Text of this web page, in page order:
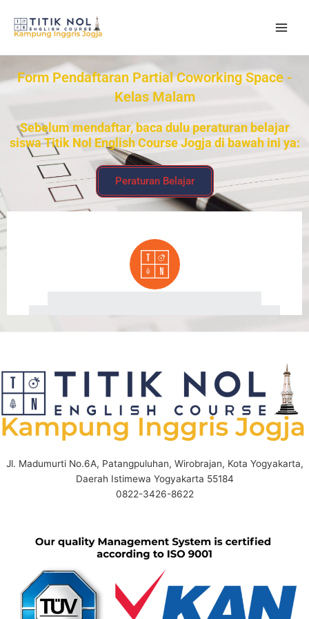
content
Form Pendaftaran Partial Coworking Space -
Kelas Malam
Sebelum mendaftar, baca dulu peraturan belajar
siswa Titik Nol English Course Jogja di bawah ini ya:
Peraturan Belajar
Jl. Madumurti No.6A, Patangpuluhan, Wirobrajan, Kota Yogyakarta,
Daerah Istimewa Yogyakarta 55184
0822-3426-8622